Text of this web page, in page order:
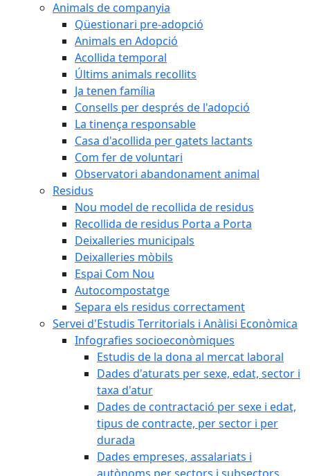
Animals de companyia
Qüestionari pre-adopció
Animals en Adopció
Acollida temporal
Últims animals recollits
Ja tenen família
Consells per després de l'adopció
La tinença responsable
Casa d'acollida per gatets lactants
Com fer de voluntari
Observatori abandonament animal
Residus
Nou model de recollida de residus
Recollida de residus Porta a Porta
Deixalleries municipals
Deixalleries mòbils
Espai Com Nou
Autocompostatge
Separa els residus correctament
Servei d'Estudis Territorials i Anàlisi Econòmica
Infografies socioeconòmiques
Estudis de la dona al mercat laboral
Dades d'aturats per sexe, edat, sector i
taxa d'atur
Dades de contractació per sexe i edat,
tipus de contracte, per sector i per
durada
Dades empreses, assalariats i